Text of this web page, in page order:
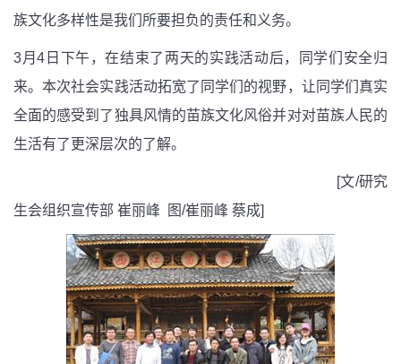
族文化多样性是我们所要担负的责任和义务。
3月4日下午，在结束了两天的实践活动后，同学们安全归
来。本次社会实践活动拓宽了同学们的视野，让同学们真实
全面的感受到了独具风情的苗族文化风俗并对对苗族人民的
生活有了更深层次的了解。
[文/研究
生会组织宣传部 崔丽峰 图/崔丽峰 蔡成]